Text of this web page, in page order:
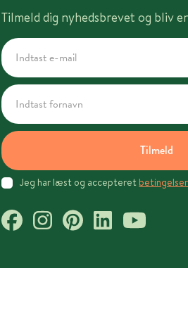
Tilmeld dig nyhedsbrevet og bliv
Tilmeld
Jeg har læst og accepteret